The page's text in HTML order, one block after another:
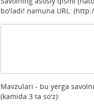
bo'ladi! namuna URL:
Mavzulari - bu yerga
(kamida 3 ta so'z):